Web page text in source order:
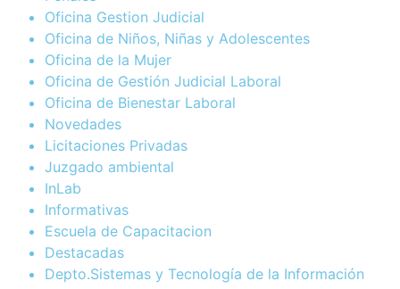
Oficina Gestion Judicial
Oficina de Niños, Niñas y Adolescentes
Oficina de la Mujer
Oficina de Gestión Judicial Laboral
Oficina de Bienestar Laboral
Novedades
Licitaciones Privadas
Juzgado ambiental
InLab
Informativas
Escuela de Capacitacion
Destacadas
Depto.Sistemas y Tecnología de la Información